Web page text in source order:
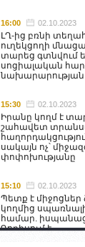
16:00 02.10.2023
ԼՂ-ից բռնի
ուղեկցողի
տարեց գտնվում
սոցիալական
նախարարության
15:30 02.10.2023
Իրանը կողմ է
շահավետ
սակայն ոչ՝
փոփոխությանը
15:10 02.10.2023
Պետք է միջոցներ
կողմից
համար.
Գորիսում է